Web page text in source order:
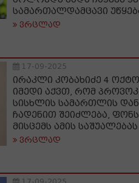
სამართალდამცავი
ვრცლად
17-09-2025
ირაკლი კობახიძე 4
იმედი აქვთ, რომ
სისხლის სამართლის
ჩადენით შეიძლება,
მისცემს ამის საშუალებას
ვრცლად